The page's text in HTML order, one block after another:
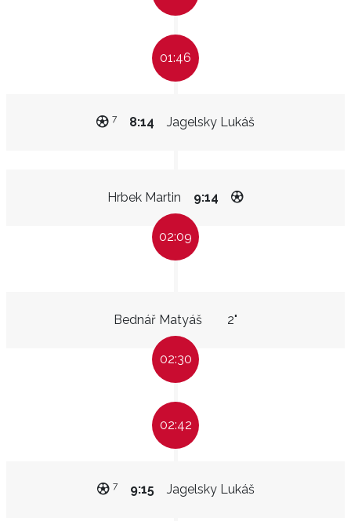
01:46
Jagelsky Lukáš
8:14
7
Hrbek Martin 9:14
02:09
Bednář Matyáš 2"
02:30
02:42
Jagelsky Lukáš
9:15
7